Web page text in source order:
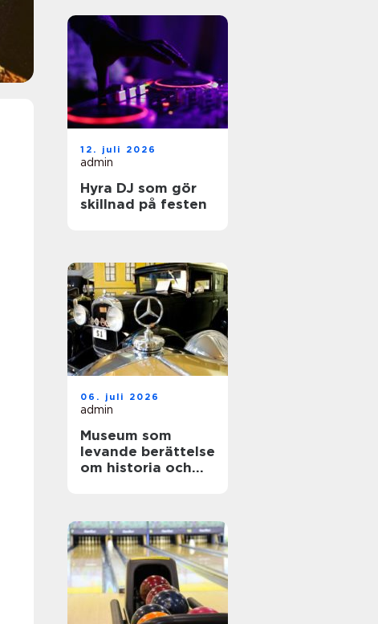
12. juli 2026
admin
Hyra DJ som gör
skillnad på festen
06. juli 2026
admin
Museum som
levande berättelse
om historia och